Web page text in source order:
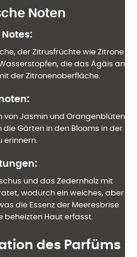
Noten
Notes:
der Zitrusfrüchte wie Zitrone
die das Ägäis an
der Zitronenoberfläche.
:
von Jasmin und Orangenblüten
Gärten in den Blooms in der
erinnern.
:
und das Zedernholz mit
wodurch ein weiches, aber
die Essenz der Meeresbrise
beheizten Haut erfasst.
des Parfüms